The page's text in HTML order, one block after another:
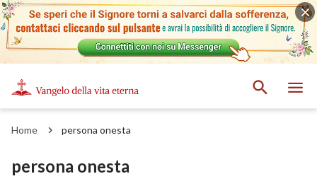
Home persona onesta
persona onesta